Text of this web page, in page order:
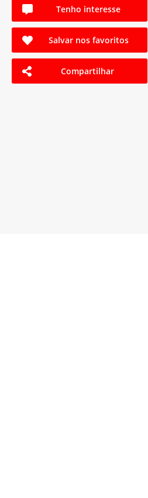
Tenho interesse
Salvar nos favoritos
Compartilhar